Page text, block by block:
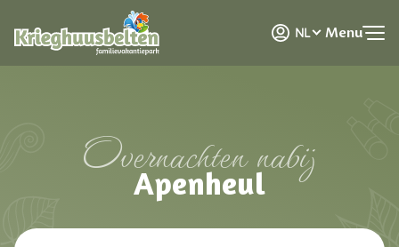
NL
EN Menu
Overnachten nabij
Apenheul